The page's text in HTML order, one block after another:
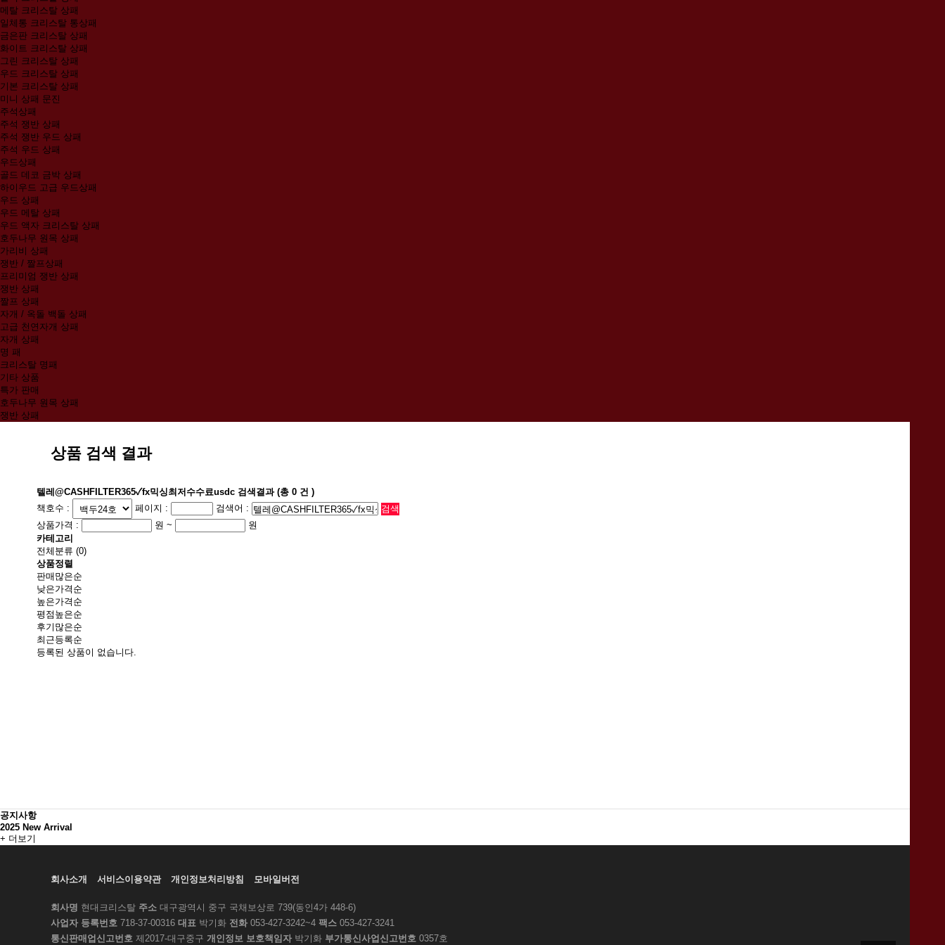
메탈 크리스탈 상패
일체통 크리스탈 통상패
금은판 크리스탈 상패
화이트 크리스탈 상패
그린 크리스탈 상패
우드 크리스탈 상패
기본 크리스탈 상패
미니 상패 문진
주석상패
주석 쟁반 상패
주석 쟁반 우드 상패
주석 우드 상패
우드상패
골드 데코 금박 상패
하이우드 고급 우드상패
우드 상패
우드 메탈 상패
우드 액자 크리스탈 상패
호두나무 원목 상패
가리비 상패
쟁반 / 짤프상패
프리미엄 쟁반 상패
쟁반 상패
짤프 상패
자개 / 옥돌 백돌 상패
고급 천연자개 상패
자개 상패
명 패
크리스탈 명패
기타 상품
특가 판매
호두나무 원목 상패
쟁반 상패
상품 검색 결과
텔레@CASHFILTER365✓fx믹싱최저수수료usdc 검색결과(총 0 건 )
책호수 :
페이지 :
검색어 :
상품가격 :
원 ~
원
카테고리
전체분류 (0)
상품정렬
판매많은순
낮은가격순
높은가격순
평점높은순
후기많은순
최근등록순
등록된 상품이 없습니다.
공지사항
2025 New Arrival
+ 더보기
회사소개 서비스이용약관 개인정보처리방침 모바일버전
회사명 현대크리스탈 주소 대구광역시 중구 국채보상로 739(동인4가 448-6)
사업자 등록번호 718-37-00316 대표 박기화 전화 053-427-3242~4 팩스 053-427-3241
통신판매업신고번호 제2017-대구중구 개인정보 보호책임자박기화 부가통신사업신고번호 0357호